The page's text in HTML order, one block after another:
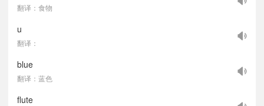
翻译：食物
u
翻译：
blue
翻译：蓝色
flute